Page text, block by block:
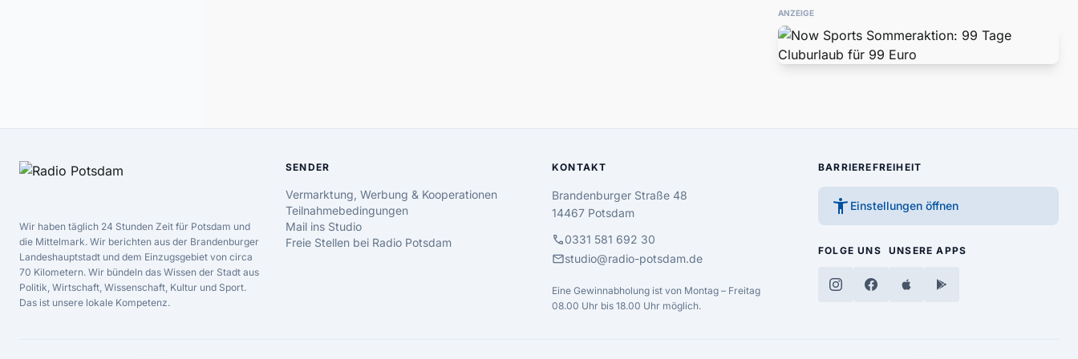
ANZEIGE
Wir haben täglich 24 Stunden Zeit für Potsdam und
die Mittelmark. Wir berichten aus der Brandenburger
Landeshauptstadt und dem Einzugsgebiet von circa
70 Kilometern. Wir bündeln das Wissen der Stadt aus
Politik, Wirtschaft, Wissenschaft, Kultur und Sport.
Das ist unsere lokale Kompetenz.
SENDER
Vermarktung, Werbung & Kooperationen
Teilnahmebedingungen
Mail ins Studio
Freie Stellen bei Radio Potsdam
KONTAKT
Brandenburger Straße 48
14467 Potsdam
call0331 581 692 30
mailstudio@radio-potsdam.de
Eine Gewinnabholung ist von Montag – Freitag
08.00 Uhr bis 18.00 Uhr möglich.
BARRIEREFREIHEIT
accessibility_new Einstellungen öffnen
FOLGE UNS UNSERE APPS